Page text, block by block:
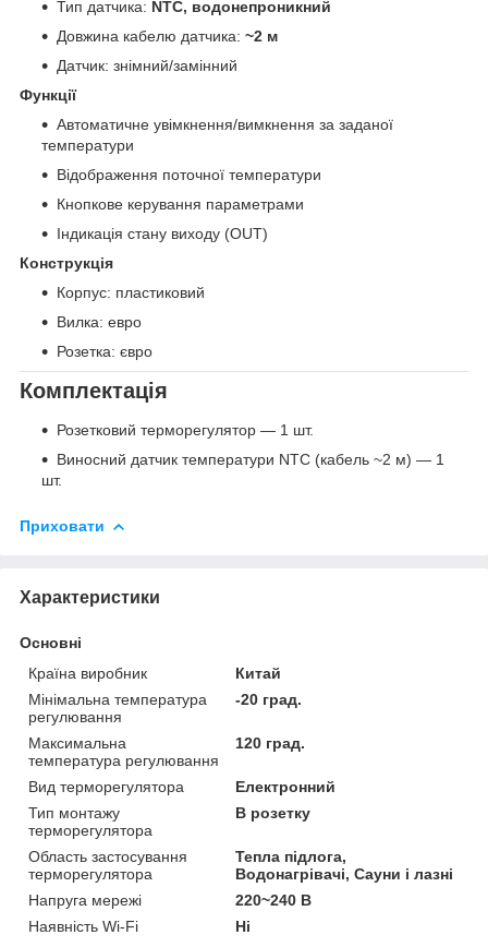
Тип датчика: NTC, водонепроникний
Довжина кабелю датчика: ~2 м
Датчик: знімний/замінний
Функції
Автоматичне увімкнення/вимкнення за заданої
температури
Відображення поточної температури
Кнопкове керування параметрами
Індикація стану виходу (OUT)
Конструкція
Корпус: пластиковий
Вилка: евро
Розетка: євро
Комплектація
Розетковий терморегулятор — 1 шт.
Виносний датчик температури NTC (кабель ~2 м) — 1
шт.
Приховати
Характеристики
Основні
Країна виробник
Китай
Мінімальна температура
регулювання
-20 град.
Максимальна
температура регулювання
120 град.
Вид терморегулятора
Електронний
Тип монтажу
терморегулятора
В розетку
Область застосування
терморегулятора
Тепла підлога,
Водонагрівачі, Сауни і лазні
Напруга мережі
220~240 В
Наявність Wi-Fi
Ні